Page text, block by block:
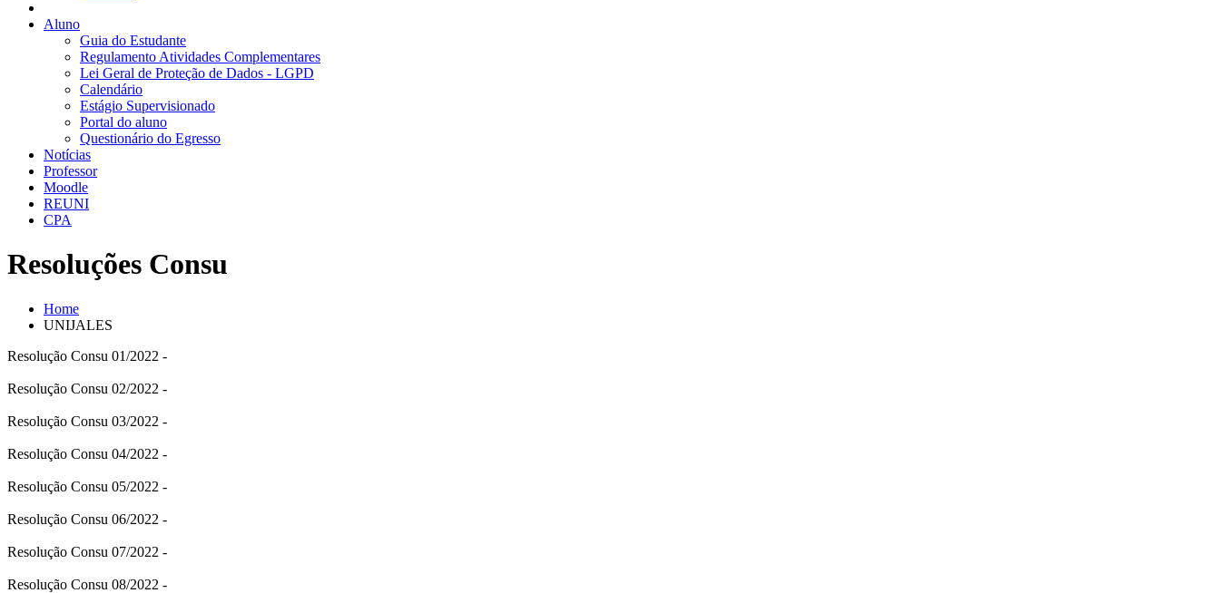
Aluno
Guia do Estudante
Regulamento Atividades Complementares
Lei Geral de Proteção de Dados - LGPD
Calendário
Estágio Supervisionado
Portal do aluno
Questionário do Egresso
Notícias
Professor
Moodle
REUNI
CPA
Resoluções Consu
Home
UNIJALES
Resolução Consu 01/2022 -
Resolução Consu 02/2022 -
Resolução Consu 03/2022 -
Resolução Consu 04/2022 -
Resolução Consu 05/2022 -
Resolução Consu 06/2022 -
Resolução Consu 07/2022 -
Resolução Consu 08/2022 -